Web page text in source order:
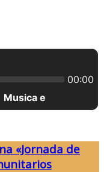
«Jornada de